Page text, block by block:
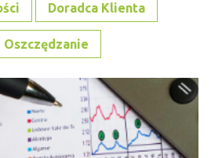
Doradca Klienta
Oszczędzanie